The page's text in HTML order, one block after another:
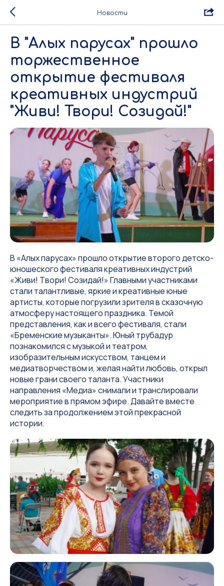
Новости
В "Алых парусах" прошло
торжественное
открытие фестиваля
креативных индустрий
"Живи! Твори! Созидай!"
В «Алых парусах» прошло открытие второго детско-
юношеского фестиваля креативных индустрий
«Живи! Твори! Созидай!» Главными участниками
стали талантливые, яркие и креативные юные
артисты, которые погрузили зрителя в сказочную
атмосферу настоящего праздника. Темой
представления, как и всего фестиваля, стали
«Бременские музыканты». Юный трубадур
познакомился с музыкой и театром,
изобразительным искусством, танцем и
медиатворчеством и, желая найти любовь, открыл
новые грани своего таланта. Участники
направления «Медиа» снимали и транслировали
мероприятие в прямом эфире. Давайте вместе
следить за продолжением этой прекрасной
истории.